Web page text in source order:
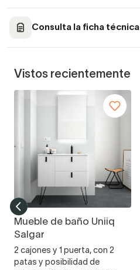
Consulta la ficha técnica
Vistos recientemente
Mueble de baño Uniiq
Salgar
2 cajones y 1 puerta, con 2
patas y posibilidad de